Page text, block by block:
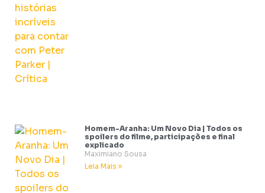
Homem-Aranha: Um Novo Dia | Todos os
spoilers do filme, participações e final
explicado
Maximiano Sousa
Leia Mais »